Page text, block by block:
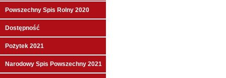
Powszechny Spis Rolny 2020
Dostępność
Pożytek 2021
Narodowy Spis Powszechny 2021